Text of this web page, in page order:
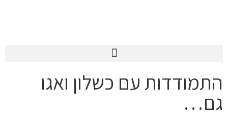
התמודדות עם כשלון ואגו
גם…